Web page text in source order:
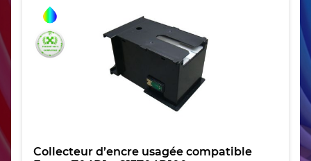
Collecteur d’encre usagée compatible